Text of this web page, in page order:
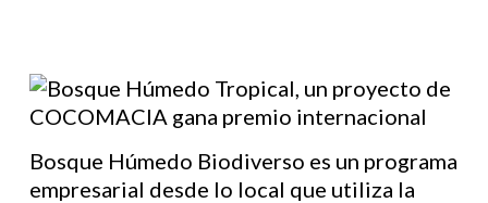
Bosque Húmedo Biodiverso es un programa
empresarial desde lo local que utiliza la